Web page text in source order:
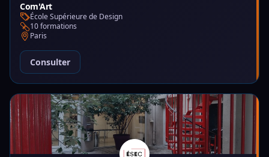
Com'Art
École Supérieure de Design
10 formations
Paris
Consulter